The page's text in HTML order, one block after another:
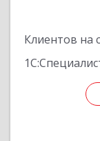
Клиентов на